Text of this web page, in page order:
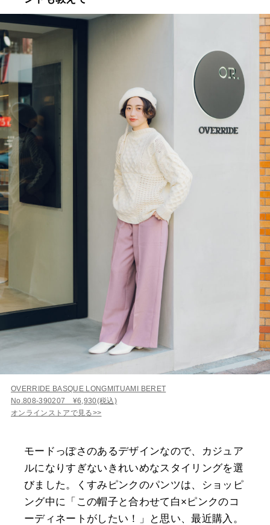
OVERRIDE BASQUE LONGMITUAMI BERET
No.808-390207 ¥6,930(税込)
オンラインストアで見る>>
モードっぽさのあるデザインなので、カジュア
ルになりすぎないきれいめなスタイリングを選
びました。くすみピンクのパンツは、ショッピ
ング中に「この帽子と合わせて白×ピンクのコ
ーディネートがしたい！」と思い、最近購入。